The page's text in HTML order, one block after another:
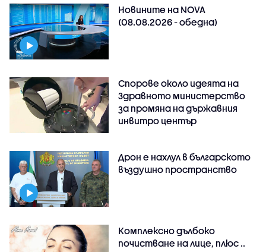
Новините на NOVA
(08.08.2026 - обедна)
Спорове около идеята на
Здравното министерство
за промяна на държавния
инвитро център
Дрон е нахлул в българското
въздушно пространство
Комплексно дълбоко
почистване на лице, плюс ..